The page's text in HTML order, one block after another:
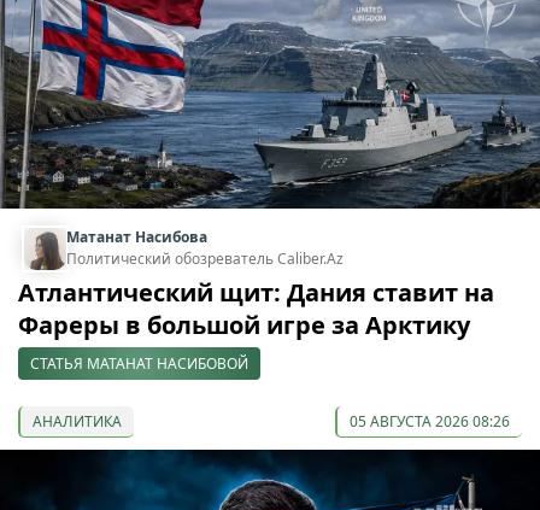
Матанат Насибова
Политический обозреватель Caliber.Az
Атлантический щит: Дания ставит на
Фареры в большой игре за Арктику
СТАТЬЯ МАТАНАТ НАСИБОВОЙ
АНАЛИТИКА 05 АВГУСТА 2026 08:26